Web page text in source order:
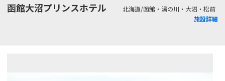
函館大沼プリンスホテル
北海道/函館・湯の川・大沼・松前
施設詳細